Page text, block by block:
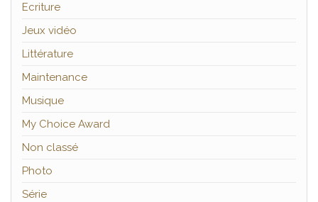
Ecriture
Jeux vidéo
Littérature
Maintenance
Musique
My Choice Award
Non classé
Photo
Série